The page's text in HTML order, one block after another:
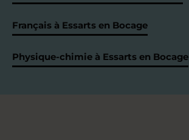
Français à Essarts en Bocage
Physique-chimie à Essarts en Bocage